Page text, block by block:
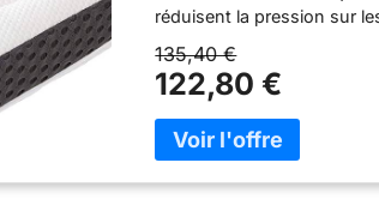
réduisent la pression sur
technique de tissage
exceptionnelle Certifié
durabilité Ce surmatelas
Ouvrez le paquet et
pendant 24 à 48 heures
Dimensions du produit :
135,40 €
122,80 €